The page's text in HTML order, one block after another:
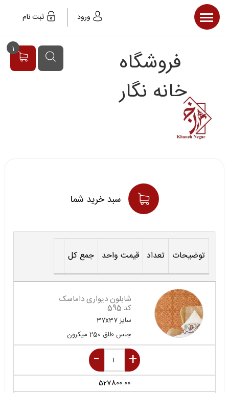
صفحه اصلی
محصولات
ورود ثبت نام
فروشگاه
خانه نگار
1
سبد خريد شما
توضیحات تعداد قیمت واحد جمع کل
شابلون دیواری داماسک
کد 595
سایز37x37
جنسطلق 250 میکرون
527800.00